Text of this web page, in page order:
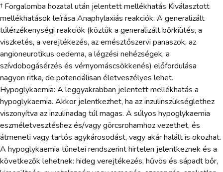
† Forgalomba hozatal után jelentett mellékhatás Kiválasztott
mellékhatások leírása Anaphylaxiás reakciók: A generalizált
túlérzékenységi reakciók (köztük a generalizált bőrkiütés, a
viszketés, a verejtékezés, az emésztőszervi panaszok, az
angioneurotikus oedema, a légzési nehézségek, a
szívdobogásérzés és vérnyomáscsökkenés) előfordulása
nagyon ritka, de potenciálisan életveszélyes lehet.
Hypoglykaemia: A leggyakrabban jelentett mellékhatás a
hypoglykaemia. Akkor jelentkezhet, ha az inzulinszükséglethez
viszonyítva az inzulinadag túl magas. A súlyos hypoglykaemia
eszméletvesztéshez és/vagy görcsrohamhoz vezethet, és
átmeneti vagy tartós agykárosodást, vagy akár halált is okozhat.
A hypoglykaemia tünetei rendszerint hirtelen jelentkeznek és a
következők lehetnek: hideg verejtékezés, hűvös és sápadt bőr,